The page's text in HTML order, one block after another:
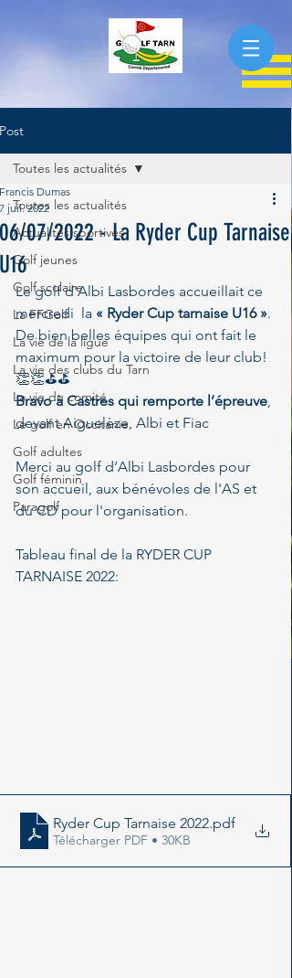
Post
Toutes les actualités
Actualités sportives
Golf jeunes
Golf scolaire
La FFGolf
La vie de la ligue
La vie des clubs du Tarn
La vie du comité
Le golf en Occitanie
Golf adultes
Golf féminin
Paragolf
Toutes les actualités
06/07/2022 - La Ryder Cup Tarnaise
U16
Francis Dumas
7 juil. 2022
Le golf d'Albi Lasbordes accueillait ce
mercredi  la « Ryder Cup tarnaise U16 ».
De bien belles équipes qui ont fait le
maximum pour la victoire de leur club!
👏👏⛳️⛳️
Bravo à Castres qui remporte l’épreuve,
devant Aiguelèze, Albi et Fiac
Merci au golf d’Albi Lasbordes pour
son accueil, aux bénévoles de l'AS et
du CD pour l'organisation.
Tableau final de la RYDER CUP
TARNAISE 2022:
Ryder Cup Tarnaise 2022.pdf
Télécharger PDF • 30KB